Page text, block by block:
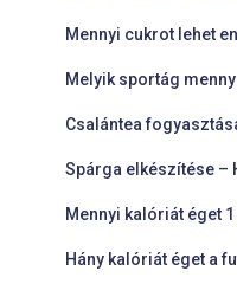
Mennyi cukrot lehet
Melyik sportág
Csalántea
Spárga elkészítése –
Mennyi kalóriát éget
Hány kalóriát éget a